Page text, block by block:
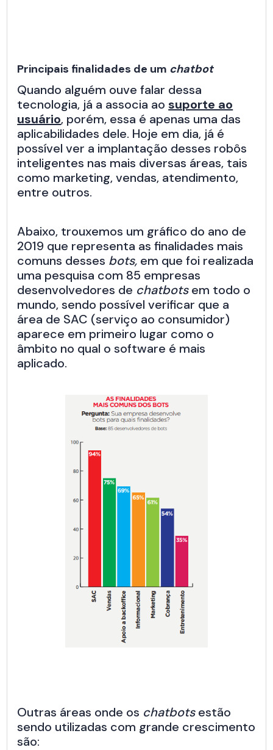
Principais finalidades de um chatbot
Quando alguém ouve falar dessa
tecnologia, já a associa ao suporte ao
usuário, porém, essa é apenas uma das
aplicabilidades dele. Hoje em dia, já é
possível ver a implantação desses robôs
inteligentes nas mais diversas áreas, tais
como marketing, vendas, atendimento,
entre outros.
Abaixo, trouxemos um gráfico do ano de
2019 que representa as finalidades mais
comuns desses bots, em que foi realizada
uma pesquisa com 85 empresas
desenvolvedores de chatbotsem todo o
mundo, sendo possível verificar que a
área de SAC (serviço ao consumidor)
aparece em primeiro lugar como o
âmbito no qual o software é mais
aplicado.
Outras áreas onde os chatbotsestão
sendo utilizadas com grande crescimento
são: